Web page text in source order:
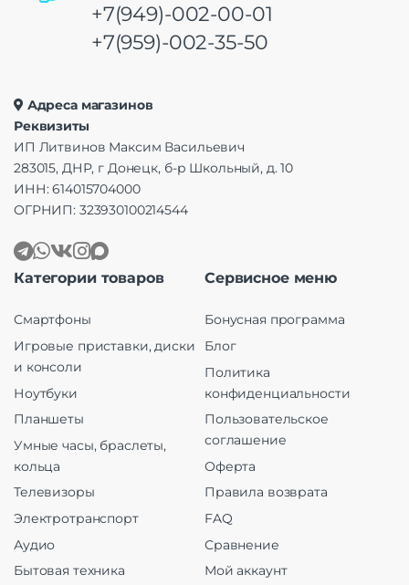
+7(949)-002-00-01
+7(959)-002-35-50
Адреса магазинов
Реквизиты
ИП Литвинов Максим Васильевич
283015, ДНР, г Донецк, б-р Школьный, д. 10
ИНН: 614015704000
ОГРНИП: 323930100214544
Категории товаров
Смартфоны
Игровые приставки, диски
и консоли
Ноутбуки
Планшеты
Умные часы, браслеты,
кольца
Телевизоры
Электротранспорт
Аудио
Бытовая техника
Сервисное меню
Бонусная программа
Блог
Политика
конфиденциальности
Пользовательское
соглашение
Оферта
Правила возврата
FAQ
Сравнение
Мой аккаунт